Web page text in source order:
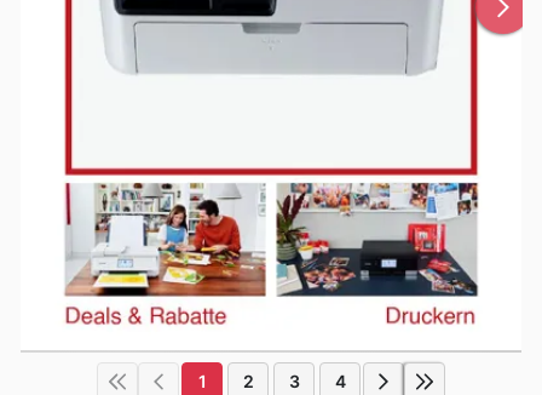
1 2 3 4